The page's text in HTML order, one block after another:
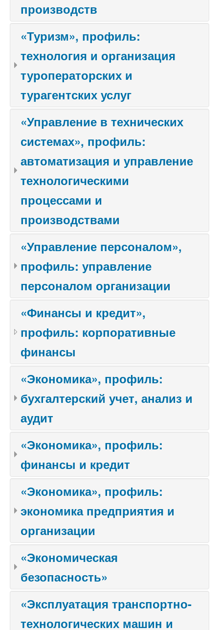
производств
«Туризм», профиль:
технология и организация
туроператорских и
турагентских услуг
«Управление в технических
системах», профиль:
автоматизация и управление
технологическими
процессами и
производствами
«Управление персоналом»,
профиль: управление
персоналом организации
«Финансы и кредит»,
профиль: корпоративные
финансы
«Экономика», профиль:
бухгалтерский учет, анализ и
аудит
«Экономика», профиль:
финансы и кредит
«Экономика», профиль:
экономика предприятия и
организации
«Экономическая
безопасность»
«Эксплуатация транспортно-
технологических машин и